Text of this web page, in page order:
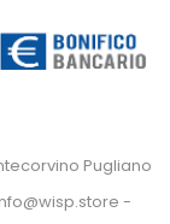
Pugliano
-